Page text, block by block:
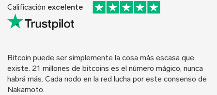
Calificación excelente
Bitcoin puede ser simplemente la cosa más escasa que
existe. 21 millones de bitcoins es el número mágico, nunca
habrá más. Cada nodo en la red lucha por este consenso de
Nakamoto.